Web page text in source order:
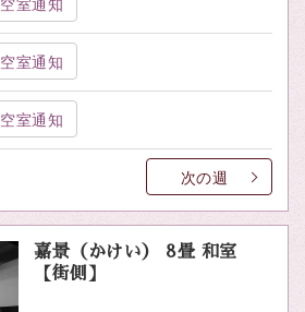
空室通知
空室通知
次の週
嘉景（かけい） 8畳 和室
【街側】